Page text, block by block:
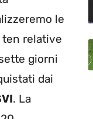
le
relative
giorni
dai
. La